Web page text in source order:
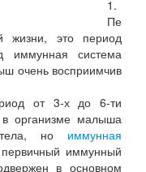
1.
Пе
жизни, это период
иммунная система
очень восприимчив
от 3-х до 6-ти
в организме малыша
но иммунная
иммунный
в основном